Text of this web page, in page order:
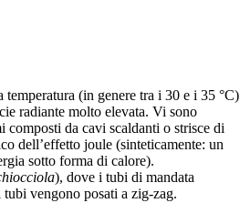
(in genere tra i 30 e i 35 °C)
radiante molto elevata. Vi sono
composti da cavi scaldanti o strisce di
dell’effetto joule (sinteticamente: un
sotto forma di calore).
), dove i tubi di mandata
tubi vengono posati a zig-zag.